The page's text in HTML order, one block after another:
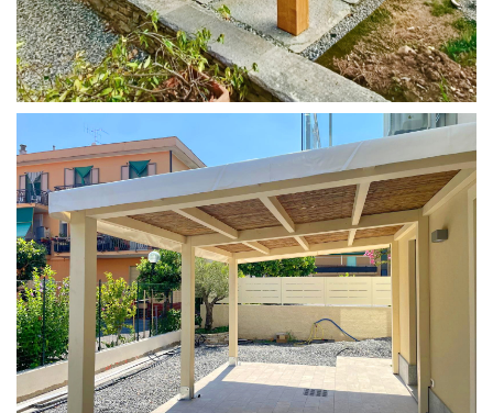
PERGOLA 4X3